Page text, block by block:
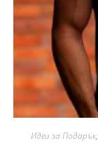
Идеи за Подарък,